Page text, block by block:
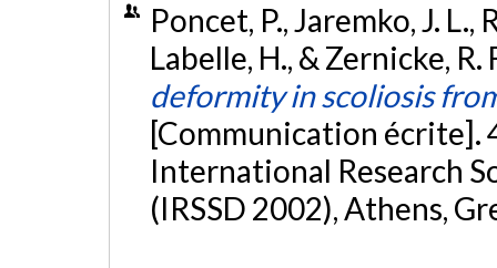
Poncet, P., Jaremko, J. L.,
Labelle, H., & Zernicke,
deformity in scoliosis
[Communication écrite].
International Research
(IRSSD 2002), Athens,